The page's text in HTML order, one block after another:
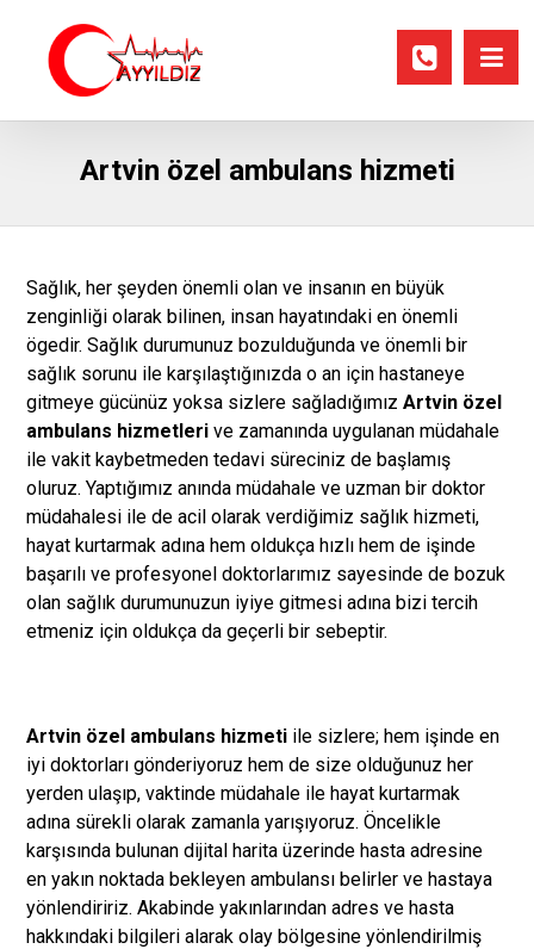
Artvin özel ambulans hizmeti
Sağlık, her şeyden önemli olan ve insanın en büyük
zenginliği olarak bilinen, insan hayatındaki en önemli
ögedir. Sağlık durumunuz bozulduğunda ve önemli bir
sağlık sorunu ile karşılaştığınızda o an için hastaneye
gitmeye gücünüz yoksa sizlere sağladığımızArtvin özel
ambulans hizmetleri ve zamanında uygulanan müdahale
ile vakit kaybetmeden tedavi süreciniz de başlamış
oluruz. Yaptığımız anında müdahale ve uzman bir doktor
müdahalesi ile de acil olarak verdiğimiz sağlık hizmeti,
hayat kurtarmak adına hem oldukça hızlı hem de işinde
başarılı ve profesyonel doktorlarımız sayesinde de bozuk
olan sağlık durumunuzun iyiye gitmesi adına bizi tercih
etmeniz için oldukça da geçerli bir sebeptir.
Artvin özel ambulans hizmeti ile sizlere; hem işinde en
iyi doktorları gönderiyoruz hem de size olduğunuz her
yerden ulaşıp, vaktinde müdahale ile hayat kurtarmak
adına sürekli olarak zamanla yarışıyoruz. Öncelikle
karşısında bulunan dijital harita üzerinde hasta adresine
en yakın noktada bekleyen ambulansı belirler ve hastaya
yönlendiririz. Akabinde yakınlarından adres ve hasta
hakkındaki bilgileri alarak olay bölgesine yönlendirilmiş